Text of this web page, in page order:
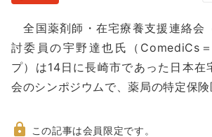
に
動
全国薬剤師・在宅療養支援連絡会
討委員の宇野達也氏（ComediCs
プ）は14日に長崎市であった日本在
会のシンポジウムで、薬局の特定保
この記事は会員限定です。